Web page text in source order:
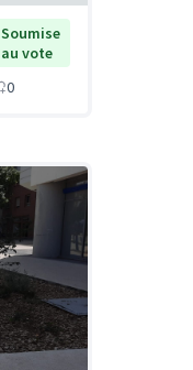
Soumise
au vote
0